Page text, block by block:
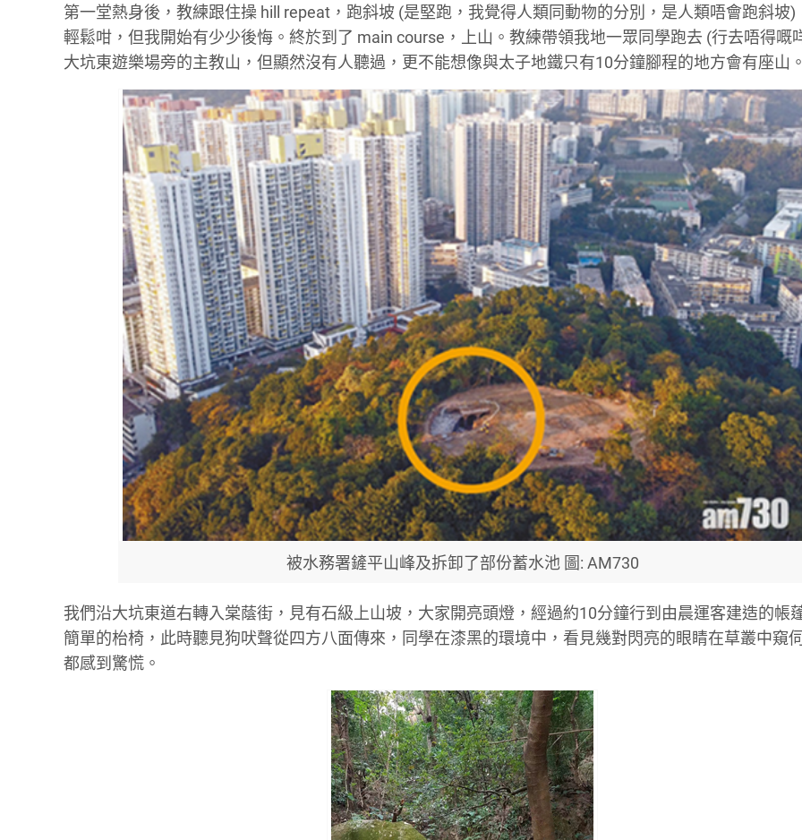
第一堂熱身後，教練跟住操 hill repeat，跑斜坡 (是堅跑，我覺得人類同動物的分別，是人類唔會跑斜坡)
輕鬆咁，但我開始有少少後悔。終於到了 main course，上山。教練帶領我地一眾同學跑去 (行去唔得嘅
大坑東遊樂場旁的主教山，但顯然沒有人聽過，更不能想像與太子地鐵只有10分鐘腳程的地方會有座山。
被水務署鏟平山峰及拆卸了部份蓄水池 圖: AM730
我們沿大坑東道右轉入棠蔭街，見有石級上山坡，大家開亮頭燈，經過約10分鐘行到由晨運客建造的帳
簡單的枱椅，此時聽見狗吠聲從四方八面傳來，同學在漆黑的環境中，看見幾對閃亮的眼睛在草叢中窺
都感到驚慌。